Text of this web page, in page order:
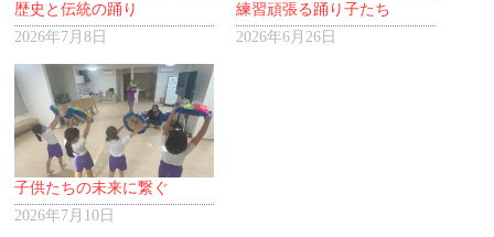
歴史と伝統の踊り
2026年7月8日
練習頑張る踊り子たち
2026年6月26日
子供たちの未来に繋ぐ
2026年7月10日